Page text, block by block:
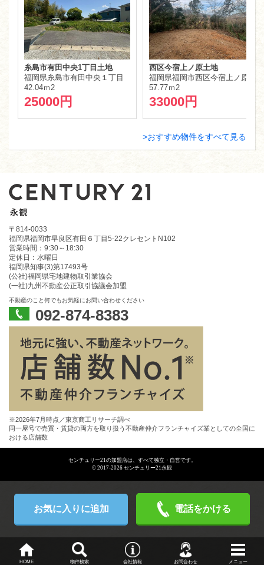
糸島市有田中央1丁目土地
福岡県糸島市有田中央１丁目
42.04ｍ2
25000円
西区今宿上ノ原土地
福岡県福岡市西区今宿上ノ原
57.77ｍ2
33000円
おすすめ物件をすべて見る
〒814-0033
福岡県福岡市早良区有田６丁目5-22クレセントN102
営業時間：9:30～18:30
定休日：水曜日
福岡県知事(3)第17493号
(公社)福岡県宅地建物取引業協会
(一社)九州不動産公正取引協議会加盟
不動産のこと何でもお気軽にお問い合わせください
092-874-8383
※2026年7月時点／東京商工リサーチ調べ
同一屋号で売買・賃貸の両方を取り扱う不動産仲介フランチャイズ業としての全国に
おける店舗数
センチュリー21の加盟店は、すべて独立・自営です。
© 2017-2026 センチュリー21永観
HOME 物件検索 会社情報 お問合わせ メニュー
お気に入りに追加 電話